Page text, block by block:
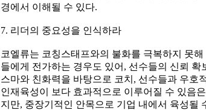
경에서 이해될 수 있다.
7. 리더의 중요성을 인식하라
코엘류는 코칭스태프와의 불화를 극복하지 못
들에게 전가하는 경우도 있어, 선수들의 신뢰
스마와 친화력을 바탕으로 코치, 선수들과 우호
인재육성이 보다 효과적으로 이루어질 수 있음
지만, 중장기적인 안목으로 기업 내에서 육성될